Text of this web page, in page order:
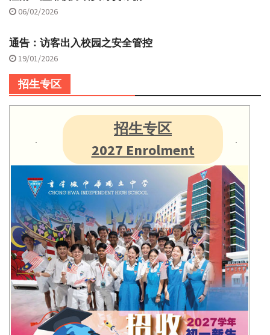
06/02/2026
通告：访客出入校园之安全管控
19/01/2026
招生专区
招生专区
2027 Enrolment